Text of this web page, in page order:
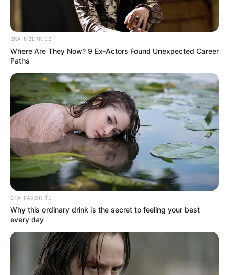
BRAINBERRIES
Where Are They Now? 9 Ex-Actors Found Unexpected Career
Paths
CTA FAVORITE
Why this ordinary drink is the secret to feeling your best
every day